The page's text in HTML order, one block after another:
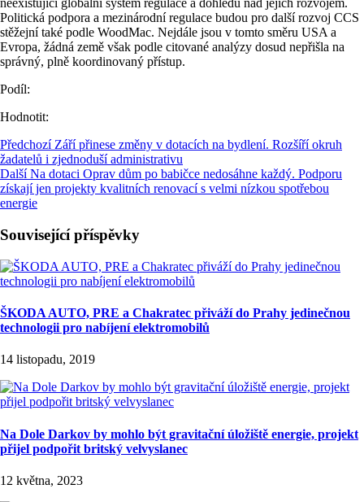
neexistující globální systém regulace a dohledu nad jejich rozvojem.
Politická podpora a mezinárodní regulace budou pro další rozvoj CCS
stěžejní také podle WoodMac. Nejdále jsou v tomto směru USA a
Evropa, žádná země však podle citované analýzy dosud nepřišla na
správný, plně koordinovaný přístup.
Podíl:
Hodnotit:
Předchozí Září přinese změny v dotacích na bydlení. Rozšíří okruh
žadatelů i zjednoduší administrativu
Další Na dotaci Oprav dům po babičce nedosáhne každý. Podporu
získají jen projekty kvalitních renovací s velmi nízkou spotřebou
energie
Související příspěvky
ŠKODA AUTO, PRE a Chakratec přiváží do Prahy jedinečnou
technologii pro nabíjení elektromobilů
14 listopadu, 2019
Na Dole Darkov by mohlo být gravitační úložiště energie, projekt
přijel podpořit britský velvyslanec
12 května, 2023